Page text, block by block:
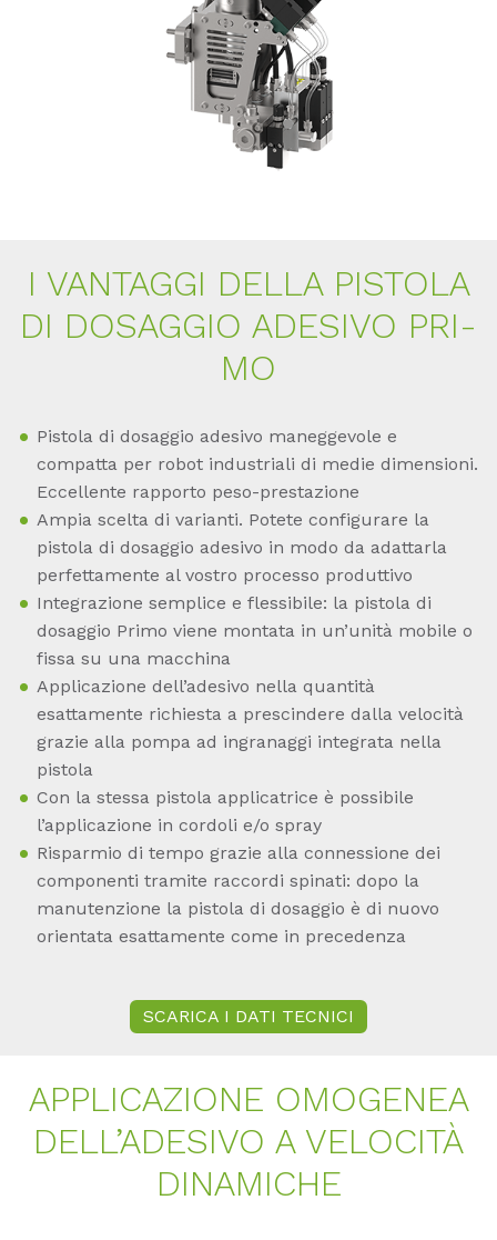
I VAN­TAG­GI DEL­LA PIS­TO­LA
DI DO­SAG­GIO ADE­SI­VO PRI­
MO
Pistola di dosaggio adesivo maneggevole e
compatta per robot industriali di medie dimensioni.
Eccellente rapporto peso-prestazione
Ampia scelta di varianti. Potete configurare la
pistola di dosaggio adesivo in modo da adattarla
perfettamente al vostro processo produttivo
Integrazione semplice e flessibile: la pistola di
dosaggio Primo viene montata in un’unità mobile o
fissa su una macchina
Applicazione dell’adesivo nella quantità
esattamente richiesta a prescindere dalla velocità
grazie alla pompa ad ingranaggi integrata nella
pistola
Con la stessa pistola applicatrice è possibile
l’applicazione in cordoli e/o spray
Risparmio di tempo grazie alla connessione dei
componenti tramite raccordi spinati: dopo la
manutenzione la pistola di dosaggio è di nuovo
orientata esattamente come in precedenza
SCARICA I DATI TECNICI
AP­P­LI­CA­ZIO­NE OMO­GE­NEA
DEL­L’A­DE­SI­VO A VE­LO­CITÀ
DI­N­A­MI­CHE